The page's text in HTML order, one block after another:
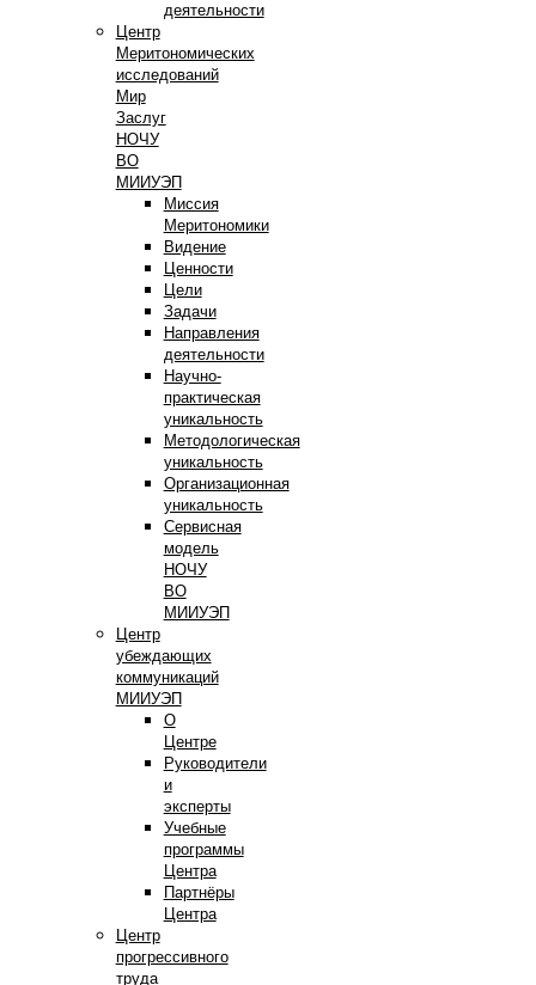
деятельности
Центр
Меритономических
исследований
Мир
Заслуг
НОЧУ
ВО
МИИУЭП
Миссия
Меритономики
Видение
Ценности
Цели
Задачи
Направления
деятельности
Научно-
практическая
уникальность
Методологическая
уникальность
Организационная
уникальность
Сервисная
модель
НОЧУ
ВО
МИИУЭП
Центр
убеждающих
коммуникаций
МИИУЭП
О
Центре
Руководители
и
эксперты
Учебные
программы
Центра
Партнёры
Центра
Центр
прогрессивного
труда